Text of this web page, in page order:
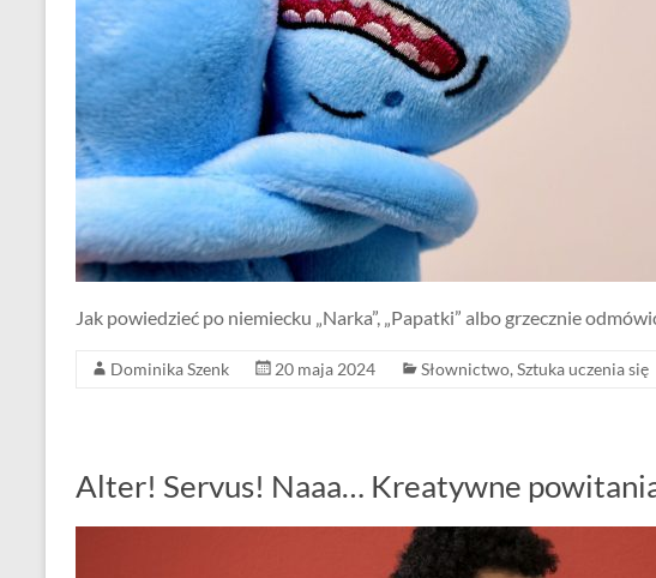
Jak powiedzieć po niemiecku „Narka”, „Papatki” albo grzecznie
Dominika Szenk 20 maja 2024 Słownictwo, Sztuka uczenia się
Alter! Servus! Naaa… Kreatywne